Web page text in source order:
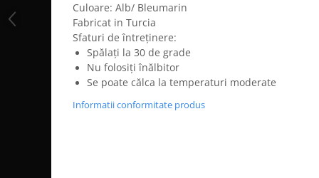
Culoare: Alb/ Bleumarin
Fabricat in Turcia
Sfaturi de întreținere:
Spălați la 30 de grade
Nu folosiți înălbitor
Se poate călca la temperaturi moderate
Informatii conformitate produs